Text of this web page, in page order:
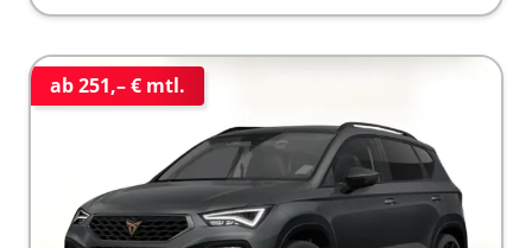
ab 251,– € mtl.